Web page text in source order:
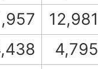
12,981
4,795